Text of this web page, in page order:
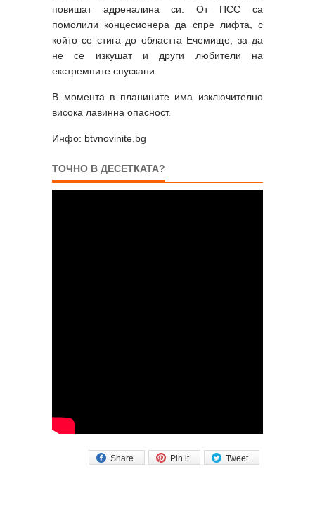
повишат адреналина си. От ПСС са
помолили концесионера да спре лифта, с
който се стига до областта Ечемище, за да
не се изкушат и други любители на
екстремните спускани.
В момента в планините има изключително
висока лавинна опасност.
Инфо: btvnovinite.bg
ТОЧНО В ДЕСЕТКАТА?
Tweet
Pin it
Share